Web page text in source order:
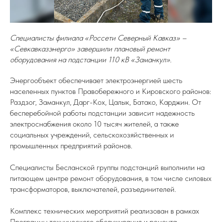
Специалисты филиала «Россети Северный Кавказ» –
«Севкавказэнерго» завершили плановый ремонт
оборудования на подстанции 110 кВ «Заманкул».
Энергообъект обеспечивает электроэнергией шесть
населенных пунктов Правобережного и Кировского районов:
Раздзог, Заманкул, Дарг-Кох, Цалык, Батако, Карджин. От
бесперебойной работы подстанции зависит надежность
электроснабжения около 10 тысяч жителей, а также
социальных учреждений, сельскохозяйственных и
промышленных предприятий районов.
Специалисты Бесланской группы подстанций выполнили на
питающем центре ремонт оборудования, в том числе силовых
трансформаторов, выключателей, разъединителей.
Комплекс технических мероприятий реализован в рамках